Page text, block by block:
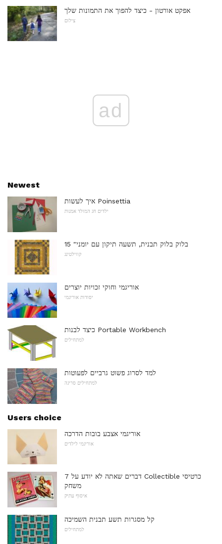
אפקט אורטון - כיצד להפוך את התמונות שלך
צילום
ad
Newest
איך לעשות Poinsettia
ילדים חג המולד אמנות
15 "בלוק בלוק תבנית, תשעה תיקון עם יומני
קווילטינג
אוריגמי וחוקי זכויות יוצרים
יסודות אוריגמי
כיצד לבנות Portable Workbench
למתחילים
למד לסרוג פשוט גרביים לפעוטות
למתחילים סריגה
Users choice
אוריגמי אצבע בובות הדרכה
אוריגמי לילדים
7 דברים שאתה לא יודע על Collectible כרטיסי
משחק
איסוף עתיק
קל מסגרות תשע תבנית השמיכה
למתחילים